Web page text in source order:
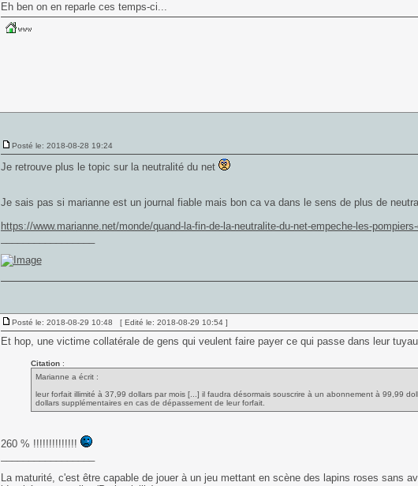
Eh ben on en reparle ces temps-ci...
Posté le: 2018-08-28 19:24
Je retrouve plus le topic sur la neutralité du net
Je sais pas si marianne est un journal fiable mais bon ca va dans le sens de plus de
https://www.marianne.net/monde/quand-la-fin-de-la-neutralite-du-net-empeche-les-
Posté le: 2018-08-29 10:48 [ Edité le: 2018-08-29 10:54 ]
Et hop, une victime collatérale de gens qui veulent faire payer ce qui passe dans leur
Citation:
Marianne a écrit :
leur forfait illimité à 37,99 dollars par mois [...] il faudra désormais souscrire à un abonnement à 99,99
dollars supplémentaires en cas de dépassement de leur forfait.
260 % !!!!!!!!!!!!!!
La maturité, c'est être capable de jouer à un jeu mettant en scène des lapins roses sans